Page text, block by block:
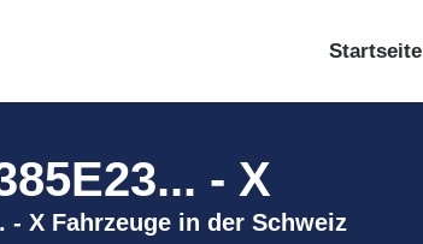
Startseite
- X
- X Fahrzeuge in der Schweiz